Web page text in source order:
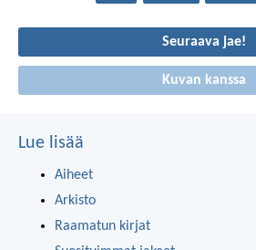
Seuraava jae!
Kuvan kanssa
Lue lisää
Aiheet
Arkisto
Raamatun kirjat